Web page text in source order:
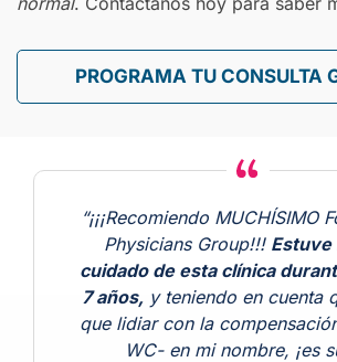
PROGRAMA TU CONSULTA
“¡¡¡Recomiendo MUCHÍSIMO
Physicians Group!!! Estuve
cuidado de esta clínica
7 años,y teniendo en cuenta
que lidiar con la
WC- en mi nombre, ¡es